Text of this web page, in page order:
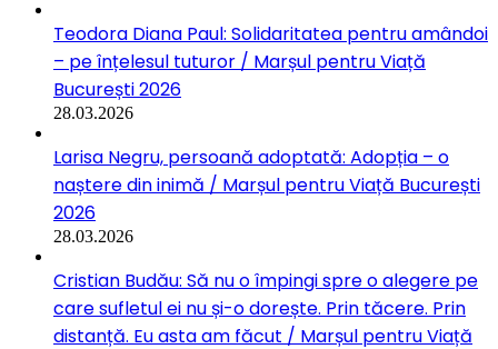
Teodora Diana Paul: Solidaritatea pentru amândoi
– pe înțelesul tuturor / Marșul pentru Viață
București 2026
28.03.2026
Larisa Negru, persoană adoptată: Adopția – o
naștere din inimă / Marșul pentru Viață București
2026
28.03.2026
Cristian Budău: Să nu o împingi spre o alegere pe
care sufletul ei nu și-o dorește. Prin tăcere. Prin
distanță. Eu asta am făcut / Marșul pentru Viață